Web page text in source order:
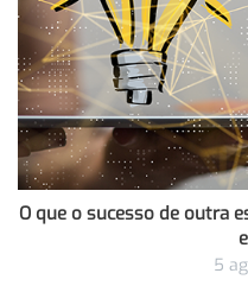
O que o sucesso de outra
5